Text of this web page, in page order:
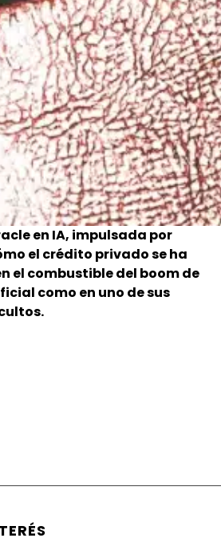
en IA, impulsada por
el crédito privado se ha
el combustible del boom de
como en uno de sus